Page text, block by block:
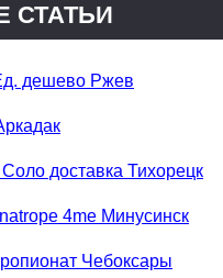
СТАТЬИ
дешево Ржев
доставка Тихорецк
4me Минусинск
Чебоксары